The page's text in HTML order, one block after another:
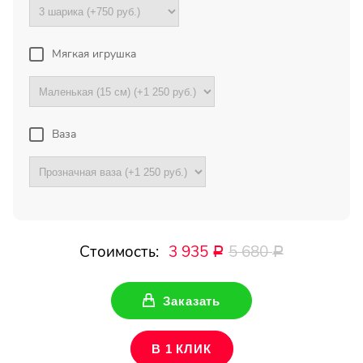
Екатеринбург
менеджерам магазина за
отзывчивость, понимание и
выручили меня в непростой
ситуации,...
ПОДПИШИТЕСЬ!
Чтобы первыми узнать о
наших акциях и скидках
Мягкая игрушка
Ваза
Стоимость: 3 935 Р 5 680Р
Заказать
В 1 КЛИК